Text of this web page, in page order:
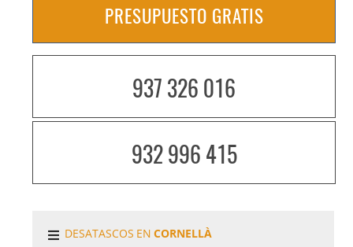
PRESUPUESTO GRATIS
937 326 016
932 996 415
DESATASCOS ENCORNELLÀ